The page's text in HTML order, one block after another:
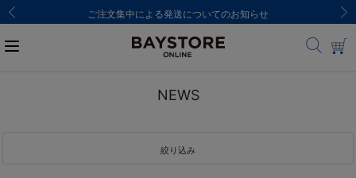
ご注文集中による発送についてのお知らせ
NEWS
絞り込み